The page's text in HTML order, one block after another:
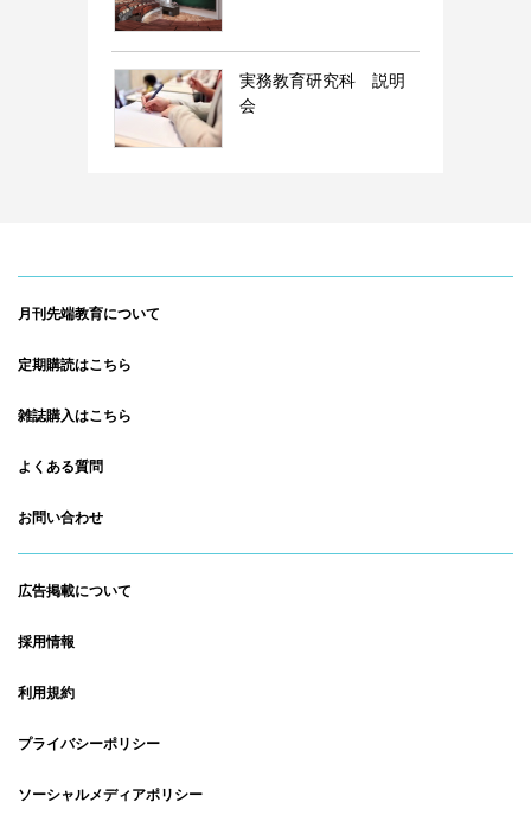
実務教育研究科 説明
会
月刊先端教育について
定期購読はこちら
雑誌購入はこちら
よくある質問
お問い合わせ
広告掲載について
採用情報
利用規約
プライバシーポリシー
ソーシャルメディアポリシー